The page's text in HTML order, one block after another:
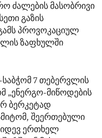
ძალების მასობრივი
გაზის
პროვოკაციულ
ზაფხულში
7 თებერვლის
„ენერგო-მიწოდების
ბერკეტად
შეერთებული
ერთხელ